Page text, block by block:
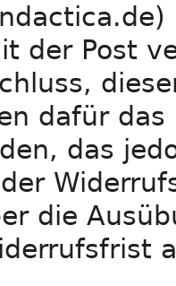
der Post
dafür
das
die